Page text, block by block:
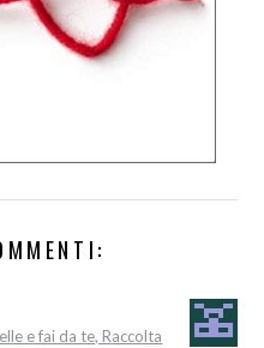
e fai da te, Raccolta